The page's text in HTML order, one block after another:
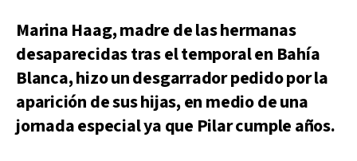
Marina Haag, madre de las hermanas
desaparecidas tras el temporal en Bahía
Blanca, hizo un desgarrador pedido por la
aparición de sus hijas, en medio de una
jornada especial ya que Pilar cumple años.